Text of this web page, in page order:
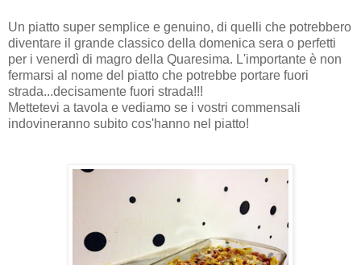
Un piatto super semplice e genuino, di quelli che potrebbero
diventare il grande classico della domenica sera o perfetti
per i venerdì di magro della Quaresima. L'importante è non
fermarsi al nome del piatto che potrebbe portare fuori
strada...decisamente fuori strada!!!
Mettetevi a tavola e vediamo se i vostri commensali
indovineranno subito cos'hanno nel piatto!